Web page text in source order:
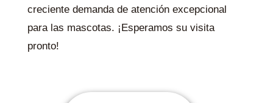
creciente demanda de atención excepcional
para las mascotas. ¡Esperamos su visita
pronto!